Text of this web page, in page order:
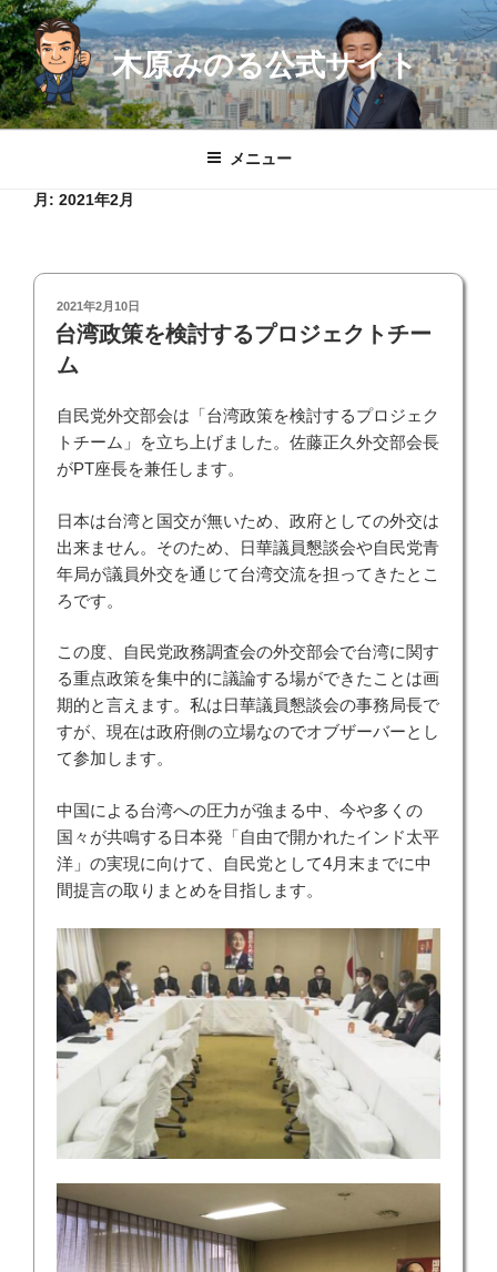
コ
ン
テ
ン
ツ
木原みのる公式サイト
メニュー
月: 2021年2月
投
稿
日:
2021年2月10日
台湾政策を検討するプロジェクトチー
ム
自民党外交部会は「台湾政策を検討するプロジェク
トチーム」を立ち上げました。佐藤正久外交部会長
がPT座長を兼任します。
日本は台湾と国交が無いため、政府としての外交は
出来ません。そのため、日華議員懇談会や自民党青
年局が議員外交を通じて台湾交流を担ってきたとこ
ろです。
この度、自民党政務調査会の外交部会で台湾に関す
る重点政策を集中的に議論する場ができたことは画
期的と言えます。私は日華議員懇談会の事務局長で
すが、現在は政府側の立場なのでオブザーバーとし
て参加します。
中国による台湾への圧力が強まる中、今や多くの
国々が共鳴する日本発「自由で開かれたインド太平
洋」の実現に向けて、自民党として4月末までに中
間提言の取りまとめを目指します。